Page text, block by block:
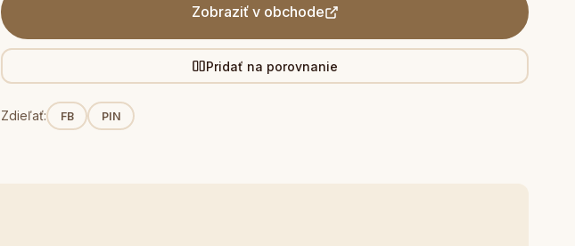
Zobraziť v obchode
Pridať na porovnanie
Zdieľať: FB PIN